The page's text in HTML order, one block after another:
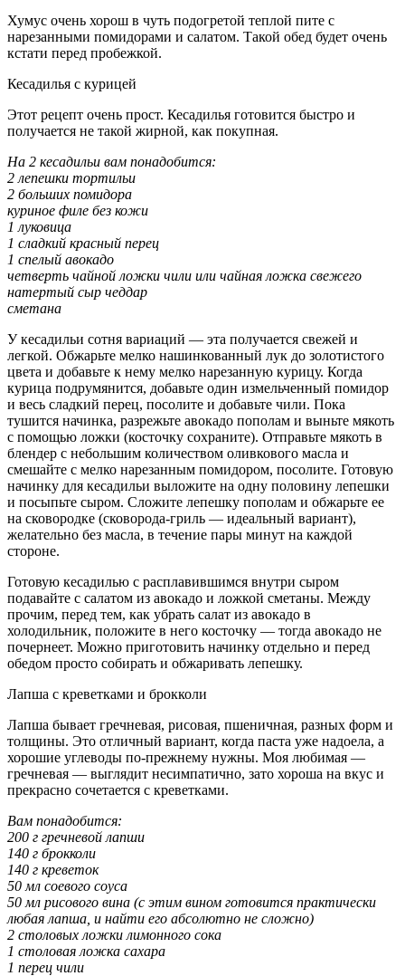
Хумус очень хорош в чуть подогретой теплой пите с
нарезанными помидорами и салатом. Такой обед будет очень
кстати перед пробежкой.
Кесадилья с курицей
Этот рецепт очень прост. Кесадилья готовится быстро и
получается не такой жирной, как покупная.
На 2 кесадильи вам понадобится:
2 лепешки тортильи
2 больших помидора
куриное филе без кожи
1 луковица
1 сладкий красный перец
1 спелый авокадо
четверть чайной ложки чили или чайная ложка свежего
натертый сыр чеддар
сметана
У кесадильи сотня вариаций — эта получается свежей и
легкой. Обжарьте мелко нашинкованный лук до золотистого
цвета и добавьте к нему мелко нарезанную курицу. Когда
курица подрумянится, добавьте один измельченный помидор
и весь сладкий перец, посолите и добавьте чили. Пока
тушится начинка, разрежьте авокадо пополам и выньте мякоть
с помощью ложки (косточку сохраните). Отправьте мякоть в
блендер с небольшим количеством оливкового масла и
смешайте с мелко нарезанным помидором, посолите. Готовую
начинку для кесадильи выложите на одну половину лепешки
и посыпьте сыром. Сложите лепешку пополам и обжарьте ее
на сковородке (сковорода-гриль — идеальный вариант),
желательно без масла, в течение пары минут на каждой
стороне.
Готовую кесадилью с расплавившимся внутри сыром
подавайте с салатом из авокадо и ложкой сметаны. Между
прочим, перед тем, как убрать салат из авокадо в
холодильник, положите в него косточку — тогда авокадо не
почернеет. Можно приготовить начинку отдельно и перед
обедом просто собирать и обжаривать лепешку.
Лапша с креветками и брокколи
Лапша бывает гречневая, рисовая, пшеничная, разных форм и
толщины. Это отличный вариант, когда паста уже надоела, а
хорошие углеводы по-прежнему нужны. Моя любимая —
гречневая — выглядит несимпатично, зато хороша на вкус и
прекрасно сочетается с креветками.
Вам понадобится:
200 г гречневой лапши
140 г брокколи
140 г креветок
50 мл соевого соуса
50 мл рисового вина (с этим вином готовится практически
любая лапша, и найти его абсолютно не сложно)
2 столовых ложки лимонного сока
1 столовая ложка сахара
1 перец чили